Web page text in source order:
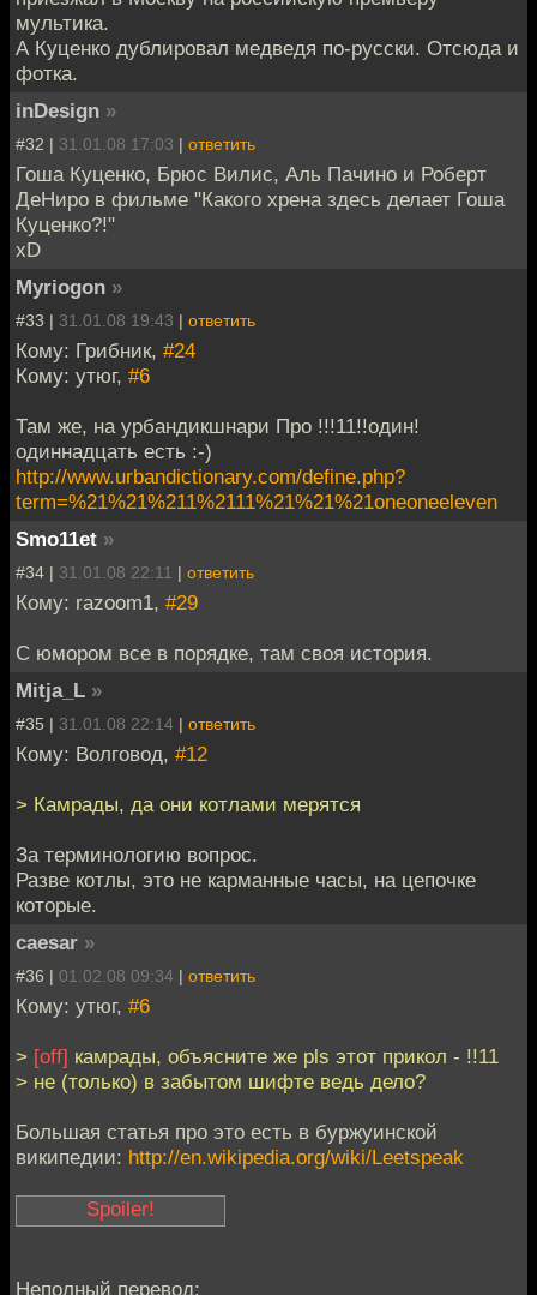
мультика.
А Куценко дублировал медведя по-русски. Отсюда и
фотка.
inDesign »
#32 | 31.01.08 17:03 | ответить
Гоша Куценко, Брюс Вилис, Аль Пачино и Роберт
ДеНиро в фильме "Какого хрена здесь делает Гоша
Куценко?!"
xD
Myriogon »
#33 | 31.01.08 19:43 | ответить
Кому: Грибник, #24
Кому: утюг, #6
Там же, на урбандикшнари Про !!!11!!один!
одиннадцать есть :-)
http://www.urbandictionary.com/define.php?
term=%21%21%211%2111%21%21%21oneoneeleven
Smo11et »
#34 | 31.01.08 22:11 | ответить
Кому: razoom1, #29
С юмором все в порядке, там своя история.
Mitja_L »
#35 | 31.01.08 22:14 | ответить
Кому: Волговод, #12
> Камрады, да они котлами мерятся
За терминологию вопрос.
Разве котлы, это не карманные часы, на цепочке
которые.
caesar »
#36 | 01.02.08 09:34 | ответить
Кому: утюг, #6
> [off] камрады, объясните же pls этот прикол - !!11
> не (только) в забытом шифте ведь дело?
Большая статья про это есть в буржуинской
википедии: http://en.wikipedia.org/wiki/Leetspeak
and other emphasis
Неполный перевод: